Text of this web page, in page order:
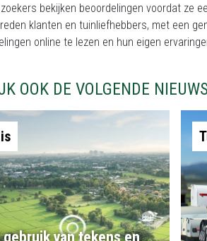
bekijken beoordelingen voordat ze
klanten en tuinliefhebbers, met een
online te lezen en hun eigen
OOK DE VOLGENDE
gebruik van tekens en